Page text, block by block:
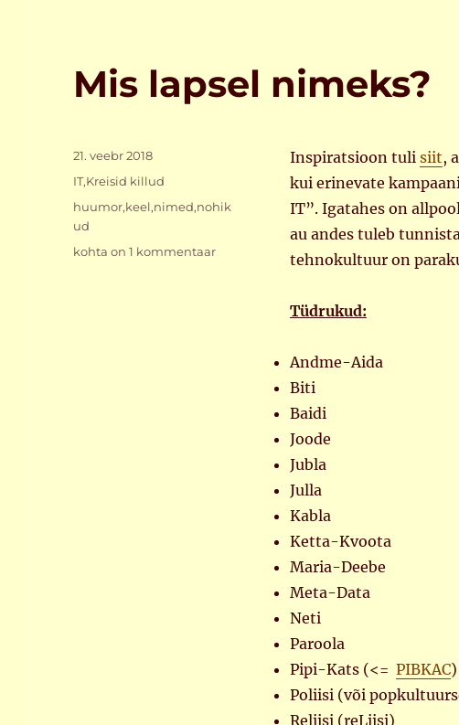
Mis lapsel nimeks?
Inspiratsioon tuli siit,
kui erinevate
IT”. Igatahes on
au andes tuleb
tehnokultuur on
Tüdrukud:
Andme-Aida
Biti
Baidi
Joode
Jubla
Julla
Kabla
Ketta-Kvoota
Maria-Deebe
Meta-Data
Neti
Paroola
Pipi-Kats (<= PIBKAC)
Poliisi (või
Reliisi (reLiisi)
Postitatud
21. veebr 2018
Rubriigid
IT,Kreisid killud
Sildid
huumor,keel,nimed,nohik
ud
Mis
kohta on 1 kommentaar